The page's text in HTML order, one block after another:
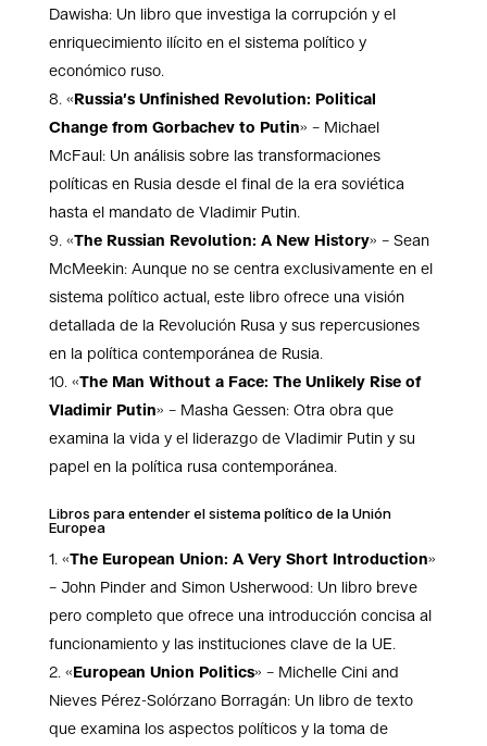
Dawisha: Un libro que investiga la corrupción y el
enriquecimiento ilícito en el sistema político y
económico ruso.
«Russia’s Unfinished Revolution: Political
Change from Gorbachev to Putin» – Michael
McFaul: Un análisis sobre las transformaciones
políticas en Rusia desde el final de la era soviética
hasta el mandato de Vladimir Putin.
«The Russian Revolution: A New History» – Sean
McMeekin: Aunque no se centra exclusivamente en el
sistema político actual, este libro ofrece una visión
detallada de la Revolución Rusa y sus repercusiones
en la política contemporánea de Rusia.
«The Man Without a Face: The Unlikely Rise of
Vladimir Putin» – Masha Gessen: Otra obra que
examina la vida y el liderazgo de Vladimir Putin y su
papel en la política rusa contemporánea.
Libros para entender el sistema político de la Unión
Europea
«The European Union: A Very Short Introduction»
– John Pinder and Simon Usherwood: Un libro breve
pero completo que ofrece una introducción concisa al
funcionamiento y las instituciones clave de la UE.
«European Union Politics» – Michelle Cini and
Nieves Pérez-Solórzano Borragán: Un libro de texto
que examina los aspectos políticos y la toma de